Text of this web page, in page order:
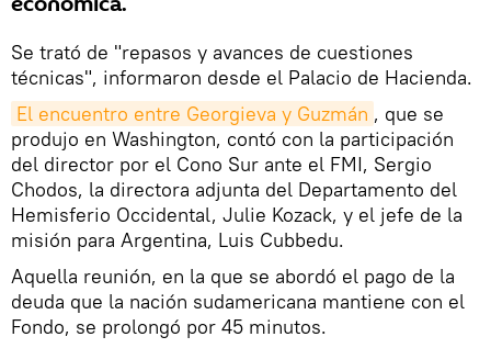
Se trató de "repasos y avances de cuestiones
técnicas", informaron desde el Palacio de Hacienda.
El encuentro entre Georgieva y Guzmán , que se
produjo en Washington, contó con la participación
del director por el Cono Sur ante el FMI, Sergio
Chodos, la directora adjunta del Departamento del
Hemisferio Occidental, Julie Kozack, y el jefe de la
misión para Argentina, Luis Cubbedu.
Aquella reunión, en la que se abordó el pago de la
deuda que la nación sudamericana mantiene con el
Fondo, se prolongó por 45 minutos.